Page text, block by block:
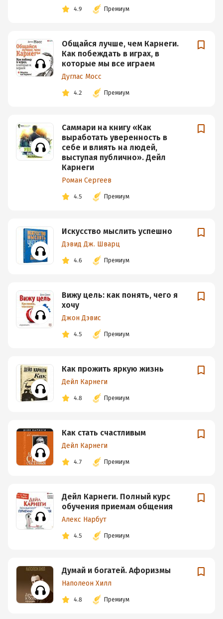
4.9 Премиум
Общайся лучше, чем Карнеги.
Как побеждать в играх, в
которые мы все играем
Дуглас Мосс
4.2 Премиум
Саммари на книгу «Как
выработать уверенность в
себе и влиять на людей,
выступая публично». Дейл
Карнеги
Роман Сергеев
4.5 Премиум
Искусство мыслить успешно
Дэвид Дж. Шварц
4.6 Премиум
Вижу цель: как понять, чего я
хочу
Джон Дэвис
4.5 Премиум
Как прожить яркую жизнь
Дейл Карнеги
4.8 Премиум
Как стать счастливым
Дейл Карнеги
4.7 Премиум
Дейл Карнеги. Полный курс
обучения приемам общения
Алекс Нарбут
4.5 Премиум
Думай и богатей. Афоризмы
Наполеон Хилл
4.8 Премиум